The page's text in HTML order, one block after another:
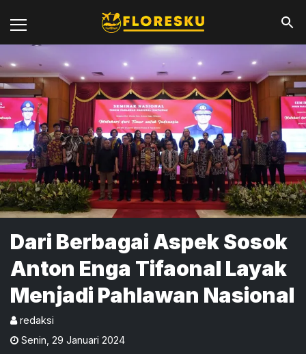
Dari Berbagai Aspek Sosok
Anton Enga Tifaonal Layak
Menjadi Pahlawan Nasional
redaksi
Senin 29 Januari 2024